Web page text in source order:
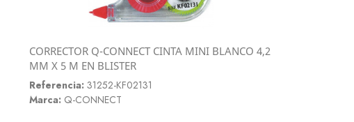
Vista rápida
CORRECTOR Q-CONNECT CINTA MINI BLANCO 4,2
MM X 5 M EN BLISTER
Referencia: 31252-KF02131
Marca: Q-CONNECT